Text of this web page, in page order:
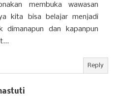
membuka wawasan
kita bisa belajar menjadi
dimanapun dan kapanpun
Reply